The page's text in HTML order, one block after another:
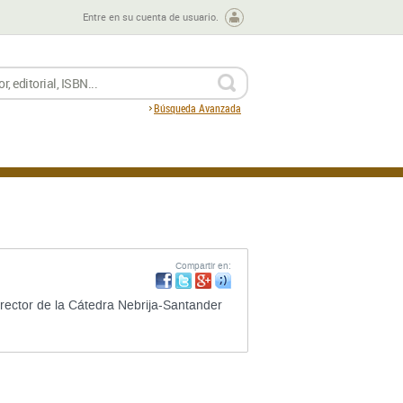
Entre en su cuenta de usuario.
Búsqueda Avanzada
Compartir en:
de la Cátedra Nebrija-Santander